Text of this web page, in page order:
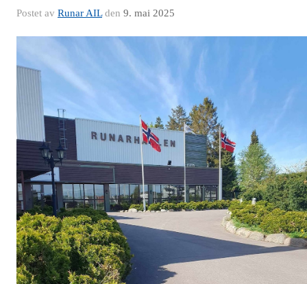
Postet av Runar AILden 9. mai 2025